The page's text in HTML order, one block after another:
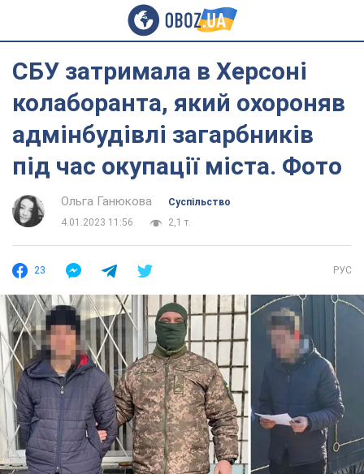
СБУ затримала в Херсоні
колаборанта, який охороняв
адмінбудівлі загарбників
під час окупації міста. Фото
Ольга Ганюкова
Суспільство
4.01.2023 11:56
2,1 т.
23 РУС